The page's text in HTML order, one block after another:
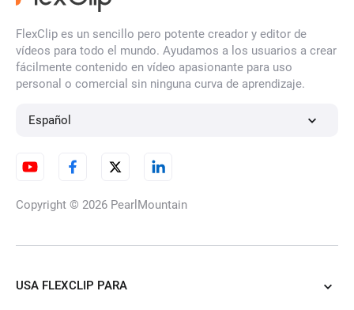
FlexClip es un sencillo pero potente creador y editor de
vídeos para todo el mundo. Ayudamos a los usuarios a crear
fácilmente contenido en vídeo apasionante para uso
personal o comercial sin ninguna curva de aprendizaje.
Español
Copyright © 2026 PearlMountain
USA FLEXCLIP PARA